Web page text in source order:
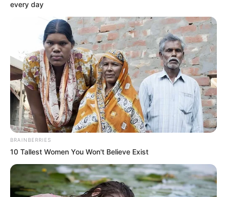
every day
BRAINBERRIES
10 Tallest Women You Won't Believe Exist